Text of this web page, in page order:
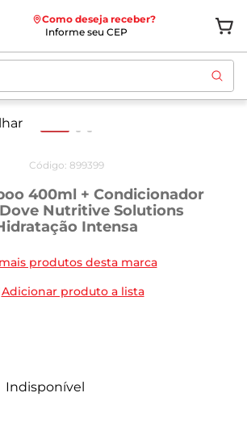
Como deseja receber?
Informe seu CEP
Código: 899399
400ml + Condicionador
Nutritive Solutions
Intensa
produtos desta marca
Adicionar produto a lista
Indisponível